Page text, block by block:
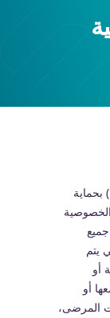
يتم
أو
أو
المرضى،